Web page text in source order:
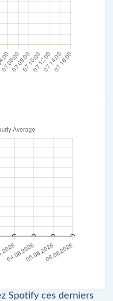
Spotify ces derniers